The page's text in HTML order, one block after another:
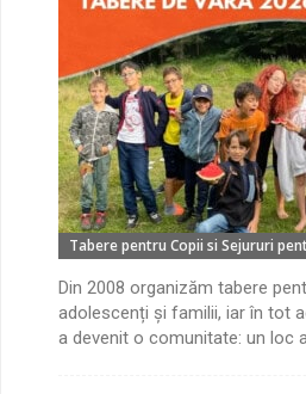
Tabere pentru Copii si Sejururi
Din 2008 organizăm tabere
adolescenți și familii, iar în tot
a devenit o comunitate: un loc al